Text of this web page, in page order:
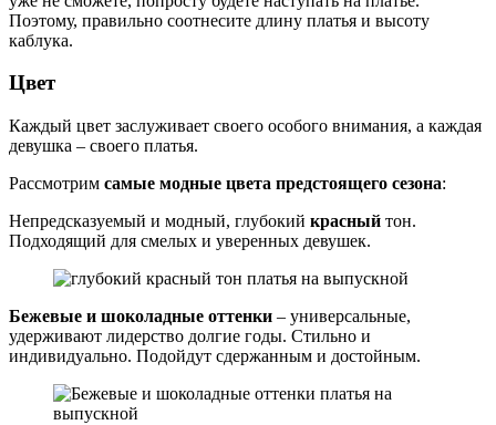
Поэтому, правильно соотнесите длину платья и высоту
каблука.
Цвет
Каждый цвет заслуживает своего особого внимания, а каждая
девушка – своего платья.
Рассмотрим самые модные цвета предстоящего сезона:
Непредсказуемый и модный, глубокий красный тон.
Подходящий для смелых и уверенных девушек.
Бежевые и шоколадные оттенки – универсальные,
удерживают лидерство долгие годы. Стильно и
индивидуально. Подойдут сдержанным и достойным.